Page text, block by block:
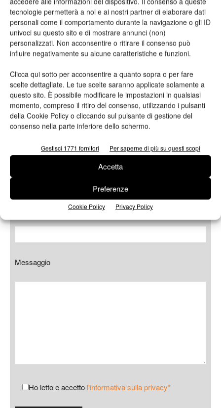
tecnologie permetterà a noi e ai nostri partner di elaborare dati
personali come il comportamento durante la navigazione o gli ID
univoci su questo sito e di mostrare annunci (non)
personalizzati. Non acconsentire o ritirare il consenso può
influire negativamente su alcune caratteristiche e funzioni.
Clicca qui sotto per acconsentire a quanto sopra o per fare
scelte dettagliate. Le tue scelte saranno applicate solamente a
questo sito. È possibile modificare le impostazioni in qualsiasi
momento, compreso il ritiro del consenso, utilizzando i pulsanti
della Cookie Policy o cliccando sul pulsante di gestione del
consenso nella parte inferiore dello schermo.
Gestisci 1771 fornitori Per saperne di più su questi scopi
Accetta
Preferenze
Cookie Policy Privacy Policy
Azienda
E-mail*
Telefono
Messaggio
Ho letto e accetto l'informativa sulla privacy*